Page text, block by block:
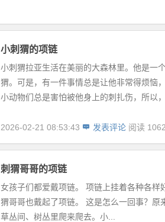
小刺猬的项链
小刺猬拉亚生活在美丽的大森林里。他是一
猬。可是，有一件事情总是让他非常得烦恼
小动物们总是害怕被他身上的刺扎伤，所以
2026-02-21 08:53:43 发表评论 阅读
刺猬哥哥的项链
女孩子们都爱戴项链。 项链上挂着各种各样
猬哥哥也戴起了项链。 这是怎么一回事？原
草丛间、树丛里爬来爬去。小...